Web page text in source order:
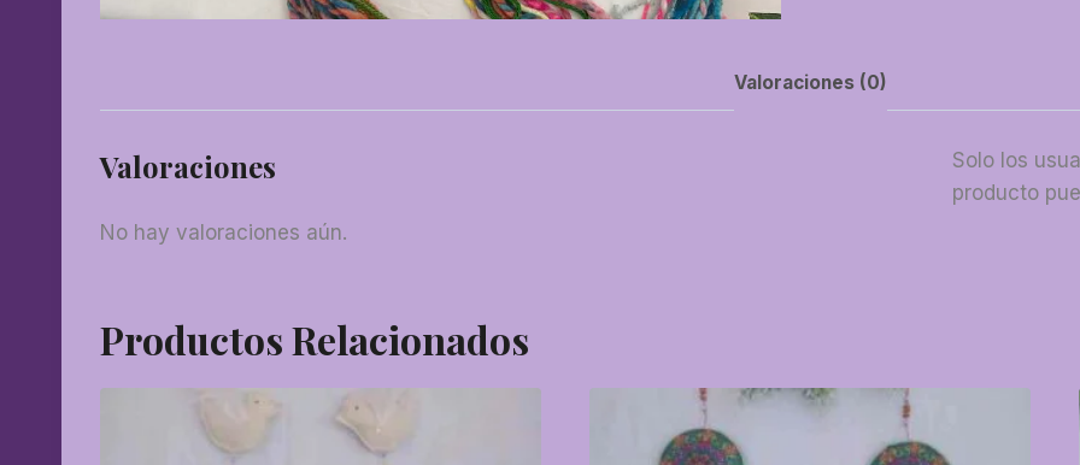
Valoraciones (0)
Valoraciones
No hay valoraciones aún.
Solo los
producto
Productos Relacionados